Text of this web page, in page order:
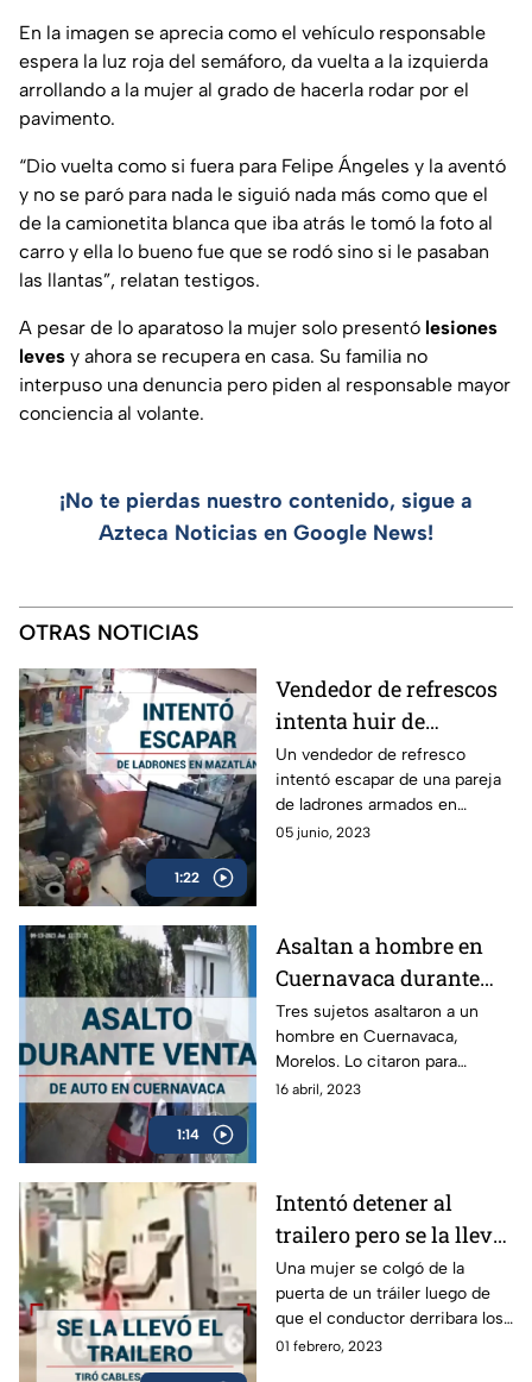
En la imagen se aprecia como el vehículo responsable
espera la luz roja del semáforo, da vuelta a la izquierda
arrollando a la mujer al grado de hacerla rodar por el
pavimento.
“Dio vuelta como si fuera para Felipe Ángeles y la aventó
y no se paró para nada le siguió nada más como que el
de la camionetita blanca que iba atrás le tomó la foto al
carro y ella lo bueno fue que se rodó sino si le pasaban
las llantas”, relatan testigos.
A pesar de lo aparatoso la mujer solo presentó lesiones
leves y ahora se recupera en casa. Su familia no
interpuso una denuncia pero piden al responsable mayor
conciencia al volante.
¡No te pierdas nuestro contenido, sigue a
Azteca Noticias en Google News!
OTRAS NOTICIAS
1:22
Vendedor de refrescos
intenta huir de
asaltantes en Mazatlán,
Sinaloa
Un vendedor de refresco
intentó escapar de una pareja
de ladrones armados en
Mazatlán. Entró a una tienda a
05 junio, 2023
1:14
Asaltan a hombre en
Cuernavaca durante
compra-venta de auto
Tres sujetos asaltaron a un
hombre en Cuernavaca,
Morelos. Lo citaron para
realizar la compra-venta de un
16 abril, 2023
Intentó detener al
trailero pero se la llevó
colgada de la puerta
Una mujer se colgó de la
puerta de un tráiler luego de
que el conductor derribara los
cables de luz de su colonia;
01 febrero, 2023